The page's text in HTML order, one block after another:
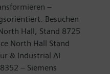
–
Besuchen
Hall, Stand 8725
North Hall Stand
& Industrial AI
– Siemens